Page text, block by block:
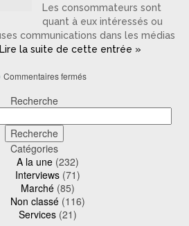
Les consommateurs sont
quant à eux intéressés ou
communications dans les médias
Lire la suite de cette entrée »
Commentaires fermés
Recherche
Catégories
A la une (232)
Interviews (71)
Marché (85)
Non classé (116)
Services (21)